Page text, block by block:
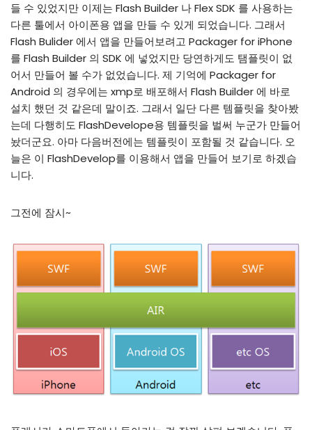
들 수 있었지만 이제는 Flash Builder 나 Flex SDK 를 사용하는
다른 툴에서 아이폰용 앱을 만들 수 있게 되었습니다. 그래서
Flash Bulider 에서 앱을 만들어보려고 Packager for iPhone
를 Flash Builder 의 SDK 에 넣었지만 당연하게도 탬플릿이 없
어서 만들어 볼 수가 없었습니다. 제 기억에 Packager for
Android 의 경우에는 xmp로 배포해서 Flash Builder 에 바로
설치 했던 것 같은데 말이죠. 그래서 일단 다른 템플릿을 찾아봤
는데 다행히도 FlashDevelope용 템플릿을 벌써 누군가 만들어
놨더군요. 아마 다음버전에는 템플릿이 포함될 것 같습니다. 오
늘은 이 FlashDevelop를 이용해서 앱을 만들어 보기로 하겠습
니다.
그전에 잠시~